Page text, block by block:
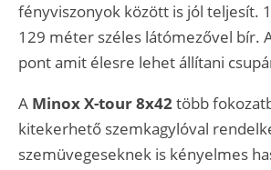
fényviszonyok között is jól teljesít.
129 méter széles látómezővel bír.
pont amit élesre lehet állítani
A Minox X-tour8x42több
kitekerhető szemkagylóval
szemüvegeseknek is kényelmes